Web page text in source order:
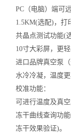
PC （电脑）端可
1.5KM(选配) ，打
共晶点测试功能(
10寸大彩屏，更
进口品牌真空泵
水冷冷凝，温度
校准功能：
可进行温度及真
冻干曲线查询功能
冻干效果验证)。